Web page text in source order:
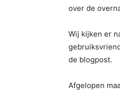
over de
Wij kijken er
de blogpost.
Afgelopen